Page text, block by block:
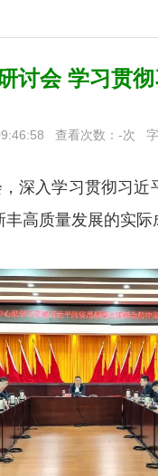
讨会 学习贯
查看次数： -次
入学习贯彻习近
高质量发展的实际